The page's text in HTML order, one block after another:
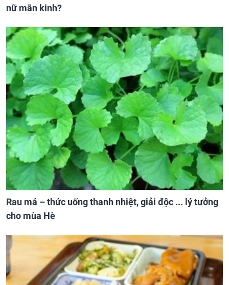
nữ mãn kinh?
Rau má – thức uống thanh nhiệt, giải độc ... lý tưởng
cho mùa Hè